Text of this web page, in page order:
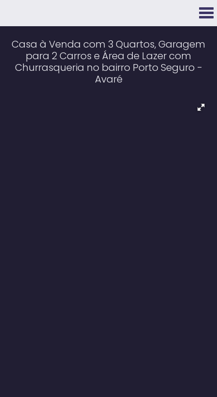
Casa à Venda com 3 Quartos, Garagem
para 2 Carros e Área de Lazer com
Churrasqueria no bairro Porto Seguro -
Avaré